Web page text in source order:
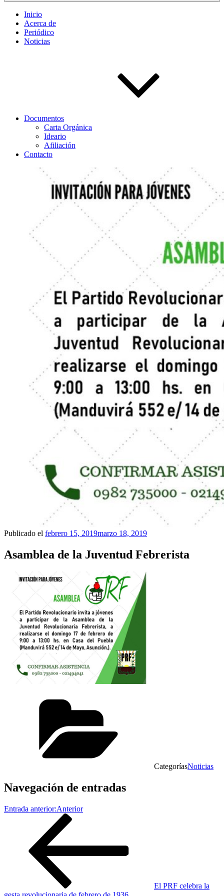
Inicio
Acerca de
Periódico
Noticias
Documentos
Carta Orgánica
Ideario
Afiliación
Contacto
Publicado el febrero 15, 2019marzo 18, 2019
Asamblea de la Juventud Febrerista
CategoríasNoticias
Navegación de entradas
Entrada anterior:Anterior
El PRF celebra la